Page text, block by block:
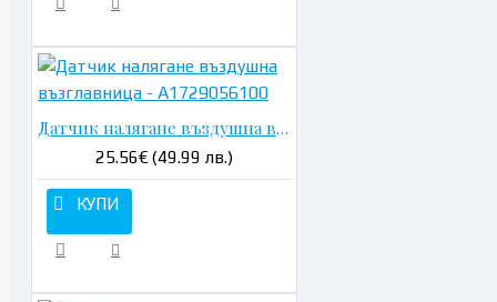
Датчик налягане въздушна възглавница - A1729056100
25.56€ (49.99 лв.)
КУПИ